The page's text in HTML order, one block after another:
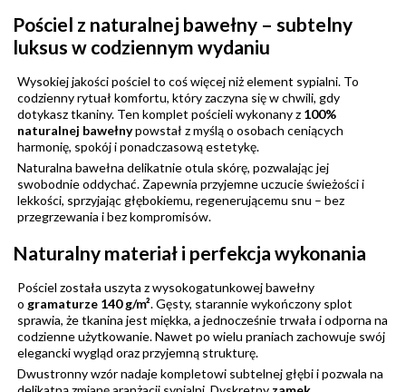
Pościel z naturalnej bawełny – subtelny
luksus w codziennym wydaniu
Wysokiej jakości pościel to coś więcej niż element sypialni. To
codzienny rytuał komfortu, który zaczyna się w chwili, gdy
dotykasz tkaniny. Ten komplet pościeli wykonany z 100%
naturalnej bawełnypowstał z myślą o osobach ceniących
harmonię, spokój i ponadczasową estetykę.
Naturalna bawełna delikatnie otula skórę, pozwalając jej
swobodnie oddychać. Zapewnia przyjemne uczucie świeżości i
lekkości, sprzyjając głębokiemu, regenerującemu snu – bez
przegrzewania i bez kompromisów.
Naturalny materiał i perfekcja wykonania
Pościel została uszyta z wysokogatunkowej bawełny
o gramaturze 140 g/m². Gęsty, starannie wykończony splot
sprawia, że tkanina jest miękka, a jednocześnie trwała i odporna na
codzienne użytkowanie. Nawet po wielu praniach zachowuje swój
elegancki wygląd oraz przyjemną strukturę.
Dwustronny wzór nadaje kompletowi subtelnej głębi i pozwala na